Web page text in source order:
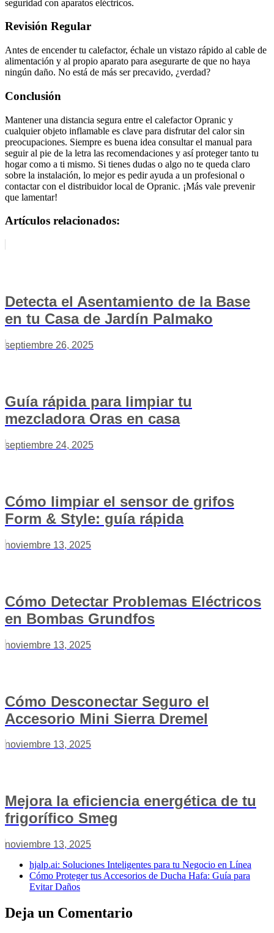
seguridad con aparatos eléctricos.
Revisión Regular
Antes de encender tu calefactor, échale un vistazo rápido al cable de
alimentación y al propio aparato para asegurarte de que no haya
ningún daño. No está de más ser precavido, ¿verdad?
Conclusión
Mantener una distancia segura entre el calefactor Opranic y
cualquier objeto inflamable es clave para disfrutar del calor sin
preocupaciones. Siempre es buena idea consultar el manual para
seguir al pie de la letra las recomendaciones y así proteger tanto tu
hogar como a ti mismo. Si tienes dudas o algo no te queda claro
sobre la instalación, lo mejor es pedir ayuda a un profesional o
contactar con el distribuidor local de Opranic. ¡Más vale prevenir
que lamentar!
Artículos relacionados:
Detecta el Asentamiento de la Base
en tu Casa de Jardín Palmako
septiembre 26, 2025
Guía rápida para limpiar tu
mezcladora Oras en casa
septiembre 24, 2025
Cómo limpiar el sensor de grifos
Form & Style: guía rápida
noviembre 13, 2025
Cómo Detectar Problemas Eléctricos
en Bombas Grundfos
noviembre 13, 2025
Cómo Desconectar Seguro el
Accesorio Mini Sierra Dremel
noviembre 13, 2025
Mejora la eficiencia energética de tu
frigorífico Smeg
noviembre 13, 2025
hjalp.ai: Soluciones Inteligentes para tu Negocio en Línea
Cómo Proteger tus Accesorios de Ducha Hafa: Guía para
Evitar Daños
Deja un Comentario